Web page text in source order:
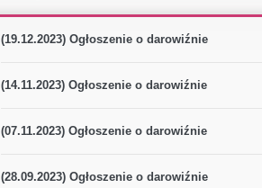
(19.12.2023) Ogłoszenie o darowiźnie
(14.11.2023) Ogłoszenie o darowiźnie
(07.11.2023) Ogłoszenie o darowiźnie
(28.09.2023) Ogłoszenie o darowiźnie